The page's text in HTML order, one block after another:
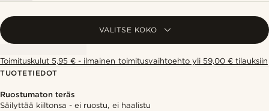
VALITSE KOKO
Toimituskulut 5,95 € - ilmainen toimitusvaihtoehto yli 59,00 € tilauksiin
TUOTETIEDOT
Ruostumaton teräs
Säilyttää kiiltonsa - ei ruostu, ei haalistu